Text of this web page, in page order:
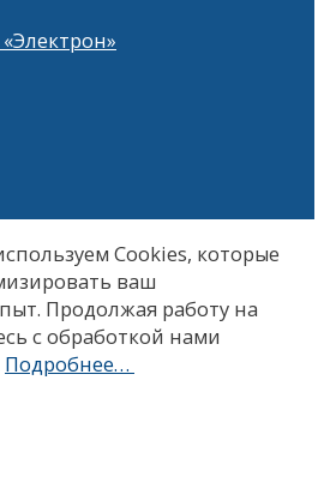
Сookies, которые
ваш
Продолжая работу на
с обработкой нами
Подробнее…